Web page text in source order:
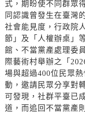
式，期盼使不同群眾
同認識曾發生在臺灣
社會能見度，行政院
節」及「人權辦桌」
館、不當黨產處理委
際藝術村舉辦之「
場與超過400位民眾
動，邀請民眾分享對
可發現，社群平臺已
道，而追回不當黨產